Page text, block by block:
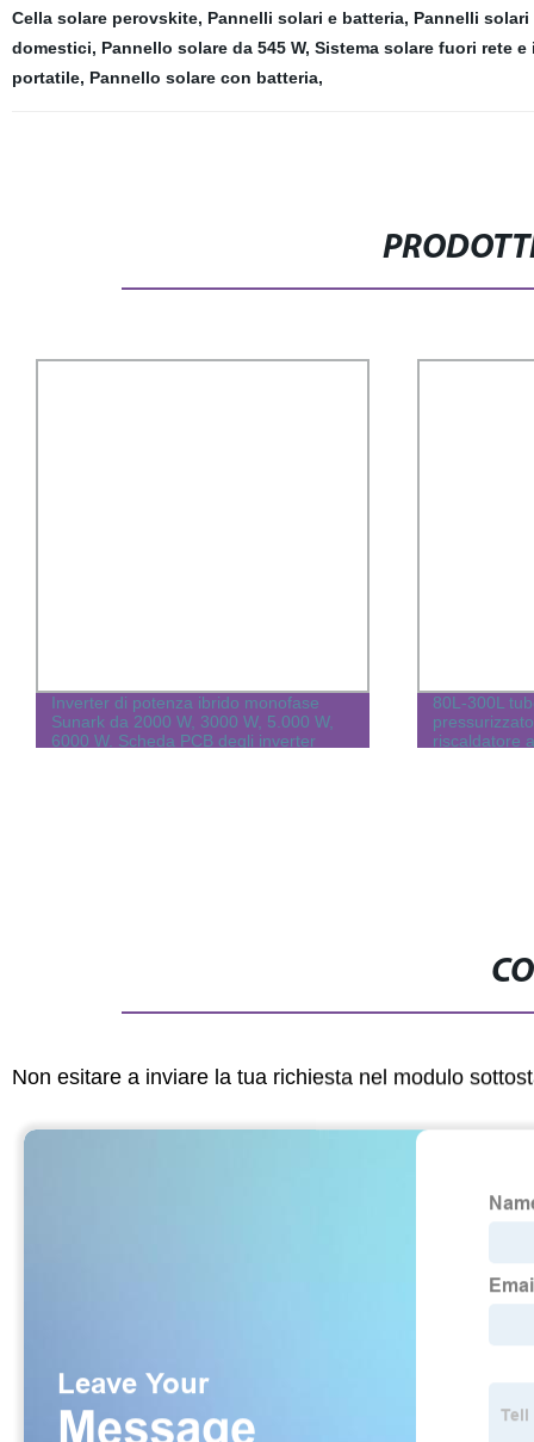
Cella solare perovskite, Pannelli solari e batteria, Pannelli
domestici, Pannello solare da 545 W, Sistema solare fuori rete e
portatile, Pannello solare con batteria,
Inverter di potenza ibrido monofase
Sunark da 2000 W, 3000 W, 5.000 W,
6000 W. Scheda PCB degli inverter
80L-300L
riscaldatore
Non esitare a inviare la tua richiesta nel modulo